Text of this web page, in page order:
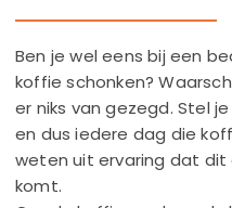
Ben je wel eens bij een
koffie schonken?
er niks van gezegd. Stel
en dus iedere dag die
weten uit ervaring dat
komt.